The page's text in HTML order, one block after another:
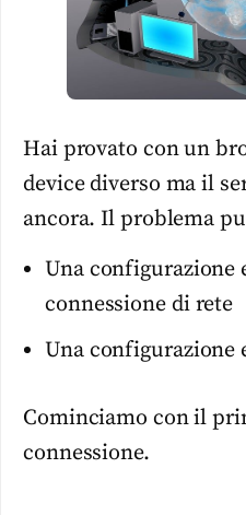
Hai provato con un
device diverso ma il
ancora. Il problema
Una configurazione
connessione di rete
Una configurazione
Cominciamo con il
connessione.